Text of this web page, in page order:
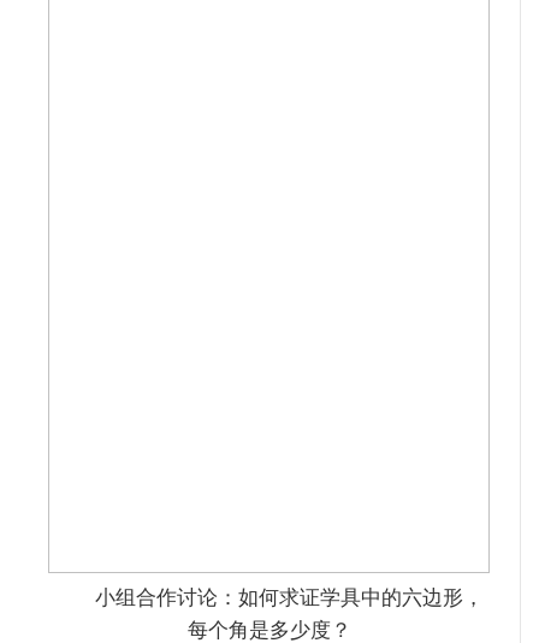
小组合作讨论：如何求证学具中的六边形，
每个角是多少度？